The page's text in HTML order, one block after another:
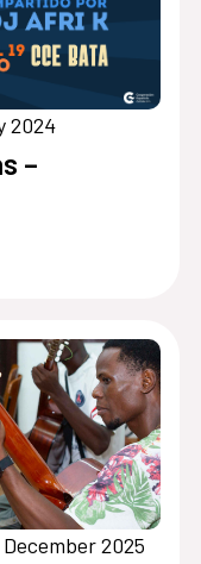
2024
–
2025